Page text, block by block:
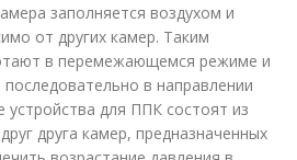
заполняется воздухом и
от других камер. Таким
в перемежающемся режиме и
в направлении
для ППК состоят из
друга камер, предназначенных